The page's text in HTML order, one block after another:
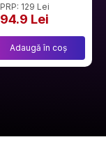
PRP: 129 Lei
94.9 Lei
Adaugă în coș